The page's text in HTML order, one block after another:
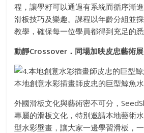
程，讓學籽可以通過有系統而循序漸
滑板技巧及樂趣。課程以年齡分組並
教學，確保每一位學員都得到充足的悉
動靜Crossover．同場加映皮忠藝術展
本地創意水彩插畫師皮忠的巨型鯨魚水
外國滑板文化與藝術密不可分，
專屬的滑板文化，特別邀請本地藝術
型水彩壁畫，讓大家一邊學習滑板，